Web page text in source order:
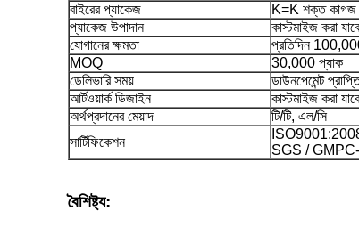
বাইরের প্যাকেজ
K=K শক্ত কাগজ
প্যাকেজ উপাদান
কাস্টমাইজ করা যাবে
যোগানের ক্ষমতা
প্রতিদিন
MOQ
30,000 প্যাক
ডেলিভারি সময়
ডাউনপেমেন্ট
আর্টওয়ার্ক ডিজাইন
কাস্টমাইজ করা যাবে
অর্থপ্রদানের মেয়াদ
টি/টি, এল/সি
সার্টিফিকেশন
SGS /
বৈশিষ্ট্য: